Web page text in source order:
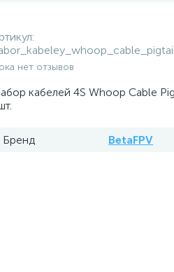
нет отзывов
кабелей 4S Whoop Cable
Бренд BetaFPV